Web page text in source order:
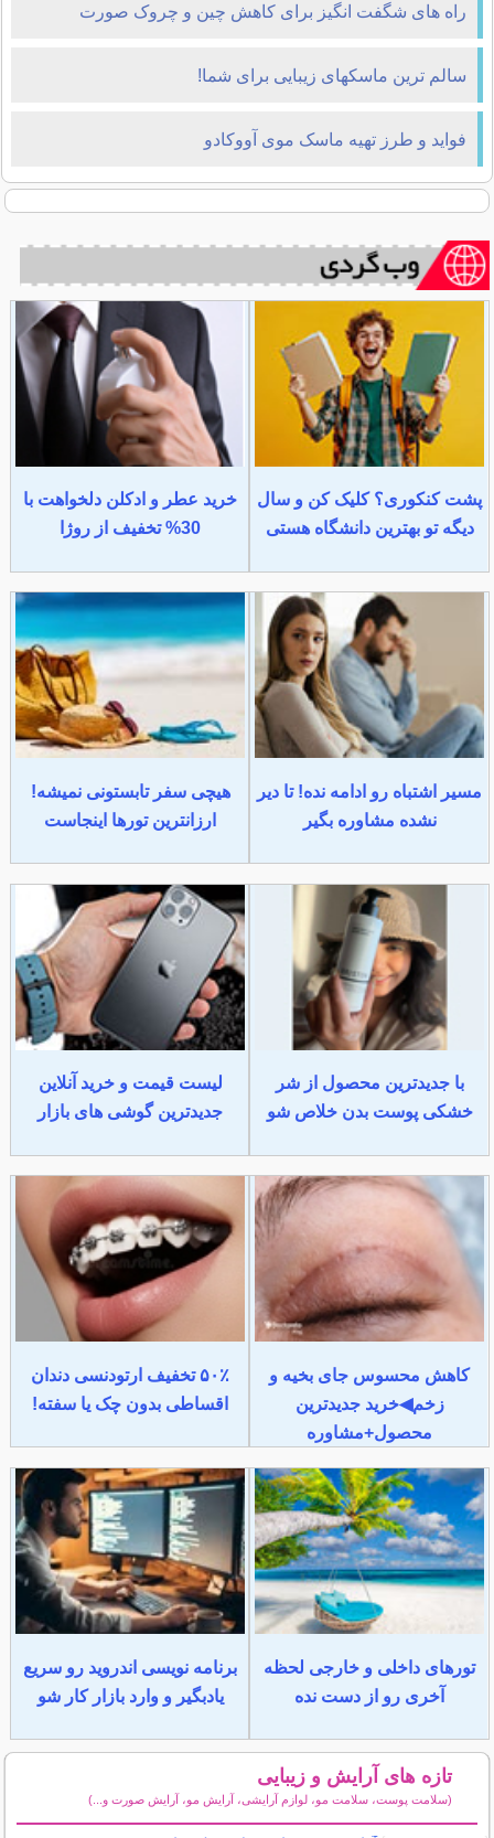
راه های شگفت انگیز برای کاهش چین و چروک صورت
سالم ترین ماسکهای زیبایی برای شما!
فواید و طرز تهیه ماسک موی آووکادو
پشت کنکوری؟ کلیک کن و سال
دیگه تو بهترین دانشگاه هستی
خرید عطر و ادکلن دلخواهت با
30% تخفیف از روژا
مسیر اشتباه رو ادامه نده! تا دیر
نشده مشاوره بگیر
هیچی سفر تابستونی نمیشه!
ارزانترین تورها اینجاست
با جدیدترین محصول از شر
خشکی پوست بدن خلاص شو
لیست قیمت و خرید آنلاین
جدیدترین گوشی های بازار
کاهش محسوس جای بخیه و
زخم◀خرید جدیدترین
محصول+مشاوره
۵۰٪ تخفیف ارتودنسی دندان
اقساطی بدون چک یا سفته!
تورهای داخلی و خارجی لحظه
آخری رو از دست نده
برنامه نویسی اندروید رو سریع
یادبگیر و وارد بازار کار شو
تازه های آرایش و زیبایی
(سلامت پوست، سلامت مو، لوازم آرایشی، آرایش مو، آرایش صورت و...)